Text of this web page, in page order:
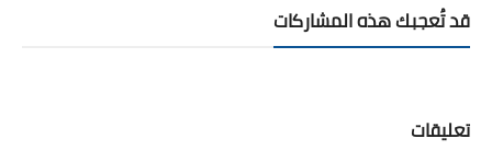
قد تُعجبك هذه المشاركات
تعليقات